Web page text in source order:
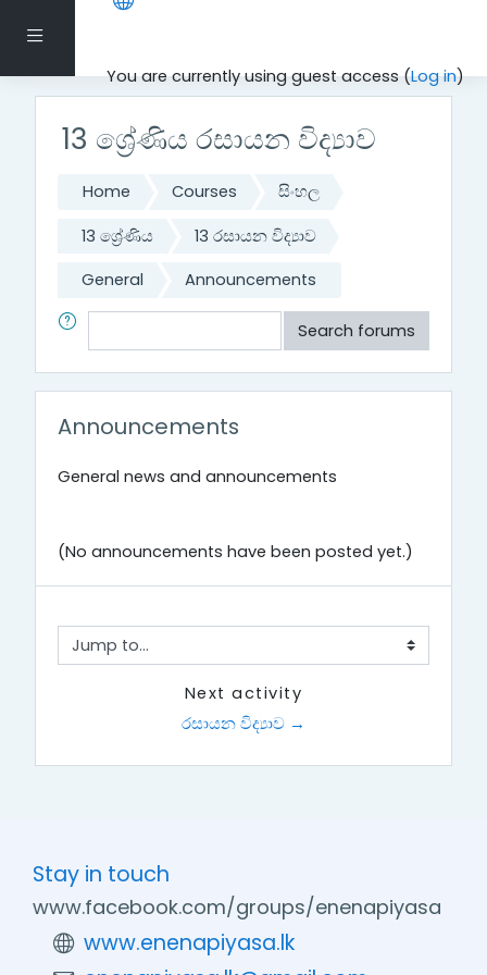
Side panel
You are currently using guest access (Log in)
Skip to main content
13 ශ්‍රේණිය රසායන විද්‍යාව
Home Courses සිංහල
13 ශ්‍රේණිය 13 රසායන විද්‍යාව
General
Announcements
Search
Search forums
Announcements
General news and announcements
(No announcements have been posted yet.)
Jump to...
Next activity
රසායන විද්‍යාව →
Stay in touch
www.facebook.com/groups/enenapiyasa
www.enenapiyasa.lk